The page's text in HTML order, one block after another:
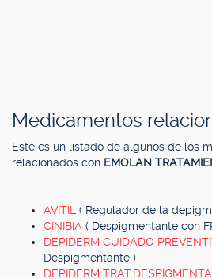
Medicamentos
Este es un listado de algunos de los
relacionados con EMOLAN
AVITIL ( Regulador de la
CINIBIA ( Despigmentante con
DEPIDERM CUIDADO
Despigmentante )
DEPIDERM